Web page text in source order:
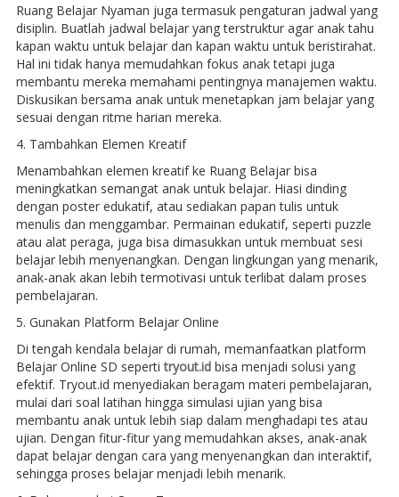
Ruang Belajar Nyaman juga termasuk pengaturan jadwal yang
disiplin. Buatlah jadwal belajar yang terstruktur agar anak tahu
kapan waktu untuk belajar dan kapan waktu untuk beristirahat.
Hal ini tidak hanya memudahkan fokus anak tetapi juga
membantu mereka memahami pentingnya manajemen waktu.
Diskusikan bersama anak untuk menetapkan jam belajar yang
sesuai dengan ritme harian mereka.
4. Tambahkan Elemen Kreatif
Menambahkan elemen kreatif ke Ruang Belajar bisa
meningkatkan semangat anak untuk belajar. Hiasi dinding
dengan poster edukatif, atau sediakan papan tulis untuk
menulis dan menggambar. Permainan edukatif, seperti puzzle
atau alat peraga, juga bisa dimasukkan untuk membuat sesi
belajar lebih menyenangkan. Dengan lingkungan yang menarik,
anak-anak akan lebih termotivasi untuk terlibat dalam proses
pembelajaran.
5. Gunakan Platform Belajar Online
Di tengah kendala belajar di rumah, memanfaatkan platform
Belajar Online SD sepertitryout.idbisa menjadi solusi yang
efektif. Tryout.id menyediakan beragam materi pembelajaran,
mulai dari soal latihan hingga simulasi ujian yang bisa
membantu anak untuk lebih siap dalam menghadapi tes atau
ujian. Dengan fitur-fitur yang memudahkan akses, anak-anak
dapat belajar dengan cara yang menyenangkan dan interaktif,
sehingga proses belajar menjadi lebih menarik.